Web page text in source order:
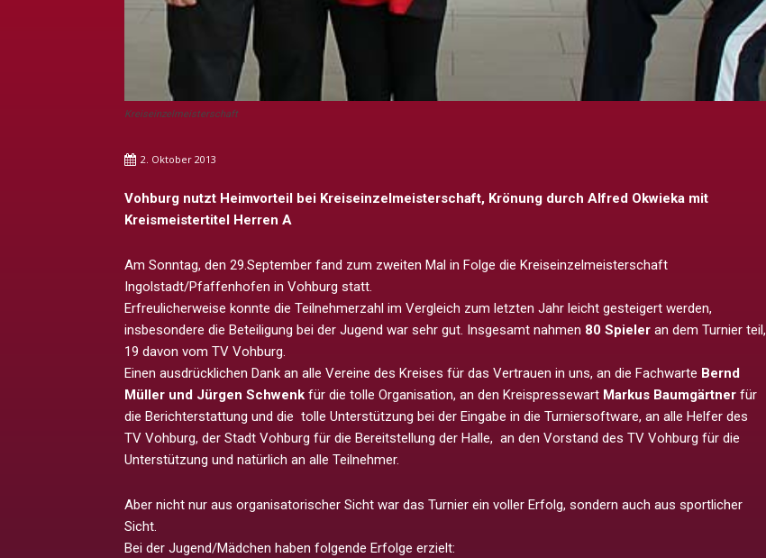
Kreiseinzelmeisterschaft
2. Oktober 2013
Vohburg nutzt Heimvorteil bei Kreiseinzelmeisterschaft, Krönung durch Alfred Okwieka mit
Kreismeistertitel Herren A
Am Sonntag, den 29.September fand zum zweiten Mal in Folge die Kreiseinzelmeisterschaft
Ingolstadt/Pfaffenhofen in Vohburg statt.
Erfreulicherweise konnte die Teilnehmerzahl im Vergleich zum letzten Jahr leicht gesteigert werden,
insbesondere die Beteiligung bei der Jugend war sehr gut. Insgesamt nahmen 80 Spieler an dem Turnier teil,
19 davon vom TV Vohburg.
Einen ausdrücklichen Dank an alle Vereine des Kreises für das Vertrauen in uns, an die Fachwarte Bernd
Müller und Jürgen Schwenk für die tolle Organisation, an den Kreispressewart Markus Baumgärtner für
die Berichterstattung und die tolle Unterstützung bei der Eingabe in die Turniersoftware, an alle Helfer des
TV Vohburg, der Stadt Vohburg für die Bereitstellung der Halle, an den Vorstand des TV Vohburg für die
Unterstützung und natürlich an alle Teilnehmer.
Aber nicht nur aus organisatorischer Sicht war das Turnier ein voller Erfolg, sondern auch aus sportlicher
Sicht.
Bei der Jugend/Mädchen haben folgende Erfolge erzielt: